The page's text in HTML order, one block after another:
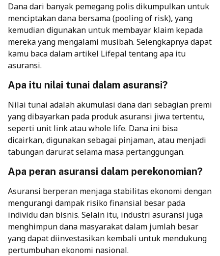
Dana dari banyak pemegang polis dikumpulkan untuk
menciptakan dana bersama (pooling of risk), yang
kemudian digunakan untuk membayar klaim kepada
mereka yang mengalami musibah. Selengkapnya dapat
kamu baca dalam artikel Lifepal tentangapa itu
asuransi.
Apa itu nilai tunai dalam asuransi?
Nilai tunai adalah akumulasi dana dari sebagian premi
yang dibayarkan pada produk asuransi jiwa tertentu,
seperti unit link atau whole life. Dana ini bisa
dicairkan, digunakan sebagai pinjaman, atau menjadi
tabungan darurat selama masa pertanggungan.
Apa peran asuransi dalam perekonomian?
Asuransi berperan menjaga stabilitas ekonomi dengan
mengurangi dampak risiko finansial besar pada
individu dan bisnis. Selain itu, industri asuransi juga
menghimpun dana masyarakat dalam jumlah besar
yang dapat diinvestasikan kembali untuk mendukung
pertumbuhan ekonomi nasional.